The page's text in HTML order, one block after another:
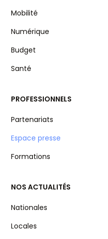
Mobilité
Numérique
Budget
Santé
PROFESSIONNELS
Partenariats
Espace presse
Formations
NOS ACTUALITÉS
Nationales
Locales